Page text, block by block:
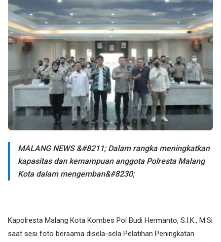
MALANG NEWS &#8211; Dalam rangka meningkatkan
kapasitas dan kemampuan anggota Polresta Malang
Kota dalam mengemban&#8230;
Kapolresta Malang Kota Kombes Pol Budi Hermanto, S.I.K., M.Si
saat sesi foto bersama disela-sela Pelatihan Peningkatan